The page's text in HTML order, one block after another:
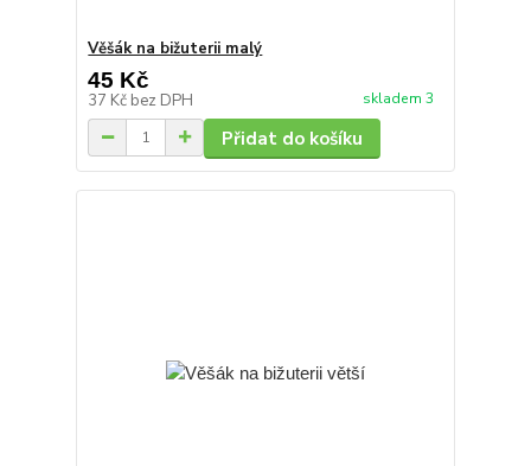
Věšák na bižuterii malý
45 Kč
37 Kč bez DPH skladem 3
Přidat do košíku